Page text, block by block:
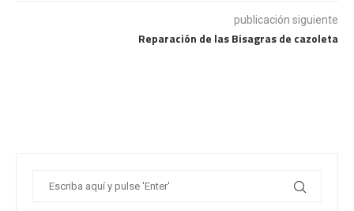
publicación siguiente
Reparación de las Bisagras de cazoleta